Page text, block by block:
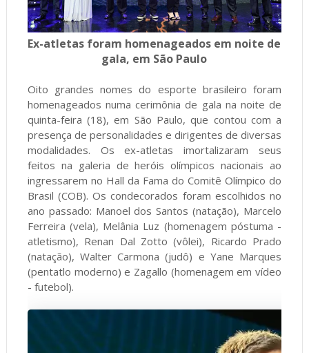
Ex-atletas foram homenageados em noite de
gala, em São Paulo
Oito grandes nomes do esporte brasileiro foram
homenageados numa cerimônia de gala na noite de
quinta-feira (18), em São Paulo, que contou com a
presença de personalidades e dirigentes de diversas
modalidades. Os ex-atletas imortalizaram seus
feitos na galeria de heróis olímpicos nacionais ao
ingressarem no Hall da Fama do Comitê Olímpico do
Brasil (COB). Os condecorados foram escolhidos no
ano passado: Manoel dos Santos (natação), Marcelo
Ferreira (vela), Melânia Luz (homenagem póstuma -
atletismo), Renan Dal Zotto (vôlei), Ricardo Prado
(natação), Walter Carmona (judô) e Yane Marques
(pentatlo moderno) e Zagallo (homenagem em vídeo
- futebol).